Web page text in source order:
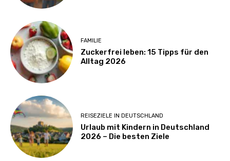
FAMILIE
Zuckerfrei leben: 15 Tipps für den
Alltag 2026
REISEZIELE IN DEUTSCHLAND
Urlaub mit Kindern in Deutschland
2026 – Die besten Ziele